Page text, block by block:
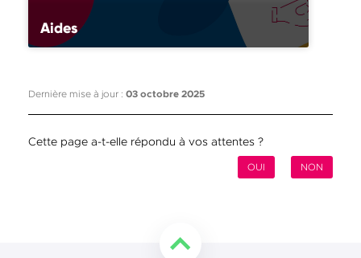
Aides
Dernière mise à jour : 03 octobre 2025
Cette page a-t-elle répondu à vos attentes ?
NON
OUI